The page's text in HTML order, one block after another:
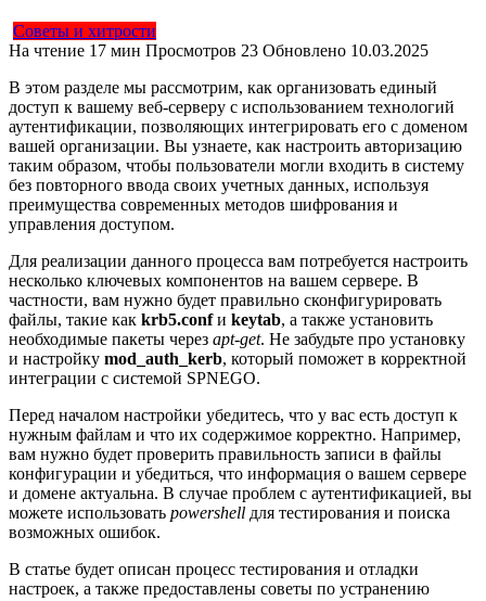
Советы и хитрости
На чтение 17 мин Просмотров 23 Обновлено 10.03.2025
В этом разделе мы рассмотрим, как организовать единый
доступ к вашему веб-серверу с использованием технологий
аутентификации, позволяющих интегрировать его с доменом
вашей организации. Вы узнаете, как настроить авторизацию
таким образом, чтобы пользователи могли входить в систему
без повторного ввода своих учетных данных, используя
преимущества современных методов шифрования и
управления доступом.
Для реализации данного процесса вам потребуется настроить
несколько ключевых компонентов на вашем сервере. В
частности, вам нужно будет правильно сконфигурировать
файлы, такие как krb5.confи keytab, а также установить
необходимые пакеты через apt-get. Не забудьте про установку
и настройку mod_auth_kerb, который поможет в корректной
интеграции с системой SPNEGO.
Перед началом настройки убедитесь, что у вас есть доступ к
нужным файлам и что их содержимое корректно. Например,
вам нужно будет проверить правильность записи в файлы
конфигурации и убедиться, что информация о вашем сервере
и домене актуальна. В случае проблем с аутентификацией, вы
можете использовать powershell для тестирования и поиска
возможных ошибок.
В статье будет описан процесс тестирования и отладки
настроек, а также предоставлены советы по устранению